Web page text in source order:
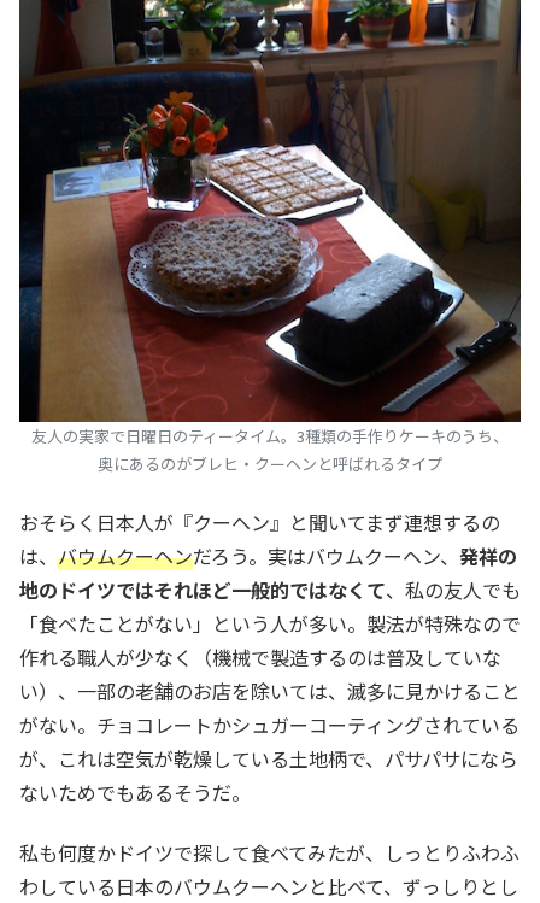
友人の実家で日曜日のティータイム。3種類の手作りケーキのうち、
奥にあるのがブレヒ・クーヘンと呼ばれるタイプ
おそらく日本人が『クーヘン』と聞いてまず連想するの
は、 バウムクーヘンだろう。実はバウムクーヘン、 発祥の
地のドイツではそれほど一般的ではなくて、私の友人でも
「食べたことがない」という人が多い。製法が特殊なので
作れる職人が少なく（機械で製造するのは普及していな
い）、一部の老舗のお店を除いては、滅多に見かけること
がない。チョコレートかシュガーコーティングされている
が、これは空気が乾燥している土地柄で、パサパサになら
ないためでもあるそうだ。
私も何度かドイツで探して食べてみたが、しっとりふわふ
わしている日本のバウムクーヘンと比べて、ずっしりとし